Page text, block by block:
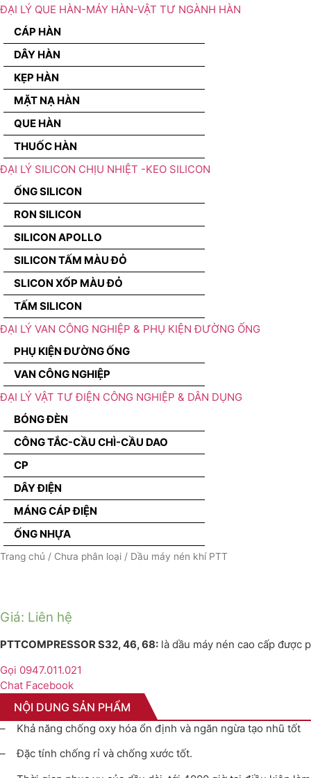
ĐẠI LÝ QUE HÀN-MÁY HÀN-VẬT TƯ NGÀNH HÀN
CÁP HÀN
DÂY HÀN
KẸP HÀN
MẶT NẠ HÀN
QUE HÀN
THUỐC HÀN
ĐẠI LÝ SILICON CHỊU NHIỆT -KEO SILICON
ỐNG SILICON
RON SILICON
SILICON APOLLO
SILICON TẤM MÀU ĐỎ
SLICON XỐP MÀU ĐỎ
TẤM SILICON
ĐẠI LÝ VAN CÔNG NGHIỆP & PHỤ KIỆN ĐƯỜNG ỐNG
PHỤ KIỆN ĐƯỜNG ỐNG
VAN CÔNG NGHIỆP
ĐẠI LÝ VẬT TƯ ĐIỆN CÔNG NGHIỆP & DÂN DỤNG
BÓNG ĐÈN
CÔNG TẮC-CẦU CHÌ-CẦU DAO
CP
DÂY ĐIỆN
MÁNG CÁP ĐIỆN
ỐNG NHỰA
Trang chủ / Chưa phân loại / Dầu máy nén khí PTT
Giá: Liên hệ
PTTCOMPRESSOR S32, 46, 68: là dầu máy nén cao cấp được
Gọi 0947.011.021
Chat Facebook
NỘI DUNG SẢN PHẨM
– Khả năng chống oxy hóa ổn định và ngăn ngừa tạo nhũ tốt
– Đặc tính chống rỉ và chống xước tốt.